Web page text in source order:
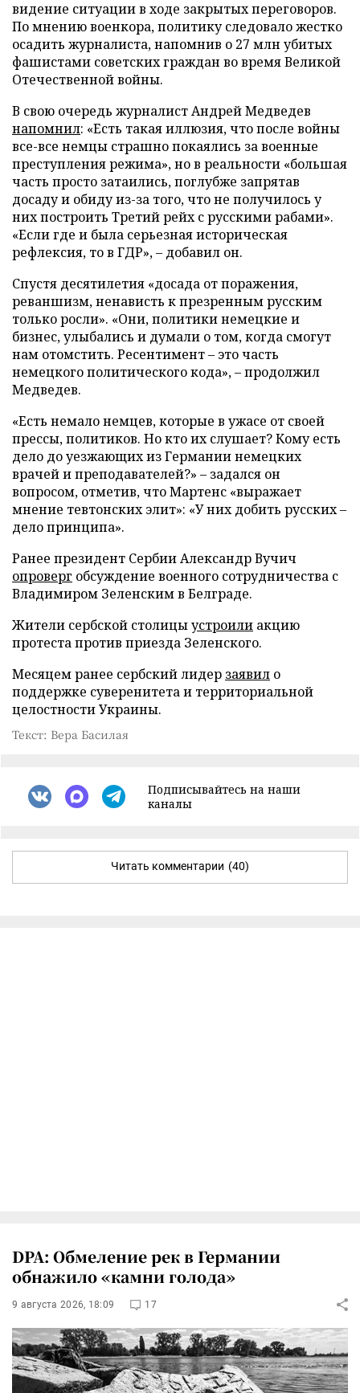
видение ситуации в ходе закрытых переговоров.
По мнению военкора, политику следовало жестко
осадить журналиста, напомнив о 27 млн убитых
фашистами советских граждан во время Великой
Отечественной войны.
В свою очередь журналист Андрей Медведев
напомнил: «Есть такая иллюзия, что после войны
все-все немцы страшно покаялись за военные
преступления режима», но в реальности «большая
часть просто затаились, поглубже запрятав
досаду и обиду из-за того, что не получилось у
них построить Третий рейх с русскими рабами».
«Если где и была серьезная историческая
рефлексия, то в ГДР», – добавил он.
Спустя десятилетия «досада от поражения,
реваншизм, ненависть к презренным русским
только росли». «Они, политики немецкие и
бизнес, улыбались и думали о том, когда смогут
нам отомстить. Ресентимент – это часть
немецкого политического кода», – продолжил
Медведев.
«Есть немало немцев, которые в ужасе от своей
прессы, политиков. Но кто их слушает? Кому есть
дело до уезжающих из Германии немецких
врачей и преподавателей?» – задался он
вопросом, отметив, что Мартенс «выражает
мнение тевтонских элит»: «У них добить русских –
дело принципа».
Ранее президент Сербии Александр Вучич
опроверг обсуждение военного сотрудничества с
Владимиром Зеленским в Белграде.
Жители сербской столицыустроили акцию
протеста против приезда Зеленского.
Месяцем ранее сербский лидер заявил о
поддержке суверенитета и территориальной
целостности Украины.
Текст: Вера Басилая
Подписывайтесь на наши
каналы
Читать комментарии (40)
DPA: Обмеление рек в Германии
обнажило «камни голода»
9 августа 2026, 18:09 17